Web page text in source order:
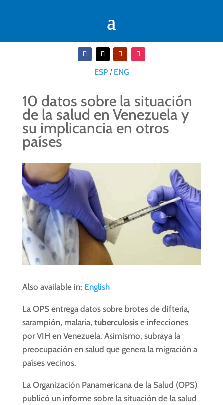
ESP/ ENG
10 datos sobre la situación
de la salud en Venezuela y
su implicancia en otros
países
Also available in: English
La OPS entrega datos sobre brotes de difteria,
sarampión, malaria, tuberculosise infecciones
por VIH en Venezuela. Asimismo, subraya la
preocupación en salud que genera la migración a
países vecinos.
La Organización Panamericana de la Salud (OPS)
publicó un informe sobre la situación de la salud